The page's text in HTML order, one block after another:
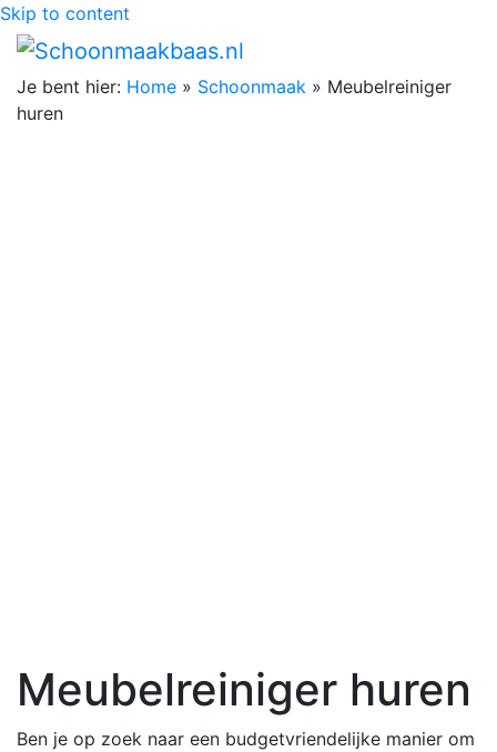
Skip to content
Je bent hier: Home » Schoonmaak » Meubelreiniger
huren
Meubelreiniger huren
Ben je op zoek naar een budgetvriendelijke manier om